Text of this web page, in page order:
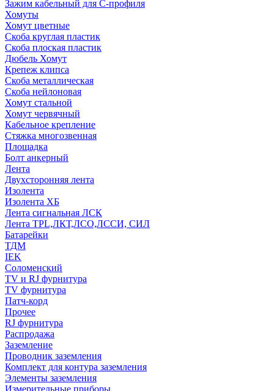
Зажим кабельный для С-профиля
Хомуты
Хомут цветные
Скоба круглая пластик
Скоба плоская пластик
Дюбель Хомут
Крепеж клипса
Скоба металлическая
Скоба нейлоновая
Хомут стальной
Хомут червячный
Кабельное крепление
Стяжка многозвенная
Площадка
Болт анкерный
Лента
Двухсторонняя лента
Изолента
Изолента ХБ
Лента сигнальная ЛСК
Лента TPL,ЛКТ,ЛСО,ЛССИ, СИЛ
Батарейки
ТДМ
IEK
Соломенский
TV и RJ фурнитура
TV фурнитура
Патч-корд
Прочее
RJ фурнитура
Распродажа
Заземление
Проводник заземления
Комплект для контура заземления
Элементы заземления
Измерительные приборы